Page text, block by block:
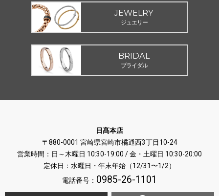
JEWELRY
ジュエリー
BRIDAL
ブライダル
日髙本店
〒880-0001 宮崎県宮崎市橘通西3丁目10-24
営業時間：日～木曜日 10:30-19:00 / 金・土曜日 10:30-20:00
定休日：水曜日・年末年始（12/31〜1/2）
電話番号： 0985-26-1101